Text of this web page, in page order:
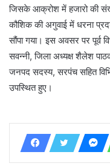
जिसके आक्रोश में हजारो की
कौशिक की अगुवाई में धरना
सौंपा गया। इस अवसर पर पूर्व
सवन्नी, जिला अध्यक्ष शैलेश
जनपद सदस्य, सरपंच सहित
उपस्थित हुए।